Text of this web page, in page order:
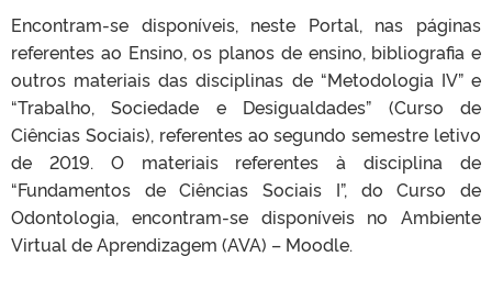
TELEFONES
Encontram-se disponíveis, neste Portal, nas páginas
referentes ao Ensino, os planos de ensino, bibliografia e
outros materiais das disciplinas de “Metodologia IV” e
“Trabalho, Sociedade e Desigualdades” (Curso de
Ciências Sociais), referentes ao segundo semestre letivo
de 2019. O materiais referentes à disciplina de
“Fundamentos de Ciências Sociais I”, do Curso de
Odontologia, encontram-se disponíveis no Ambiente
Virtual de Aprendizagem (AVA) – Moodle.